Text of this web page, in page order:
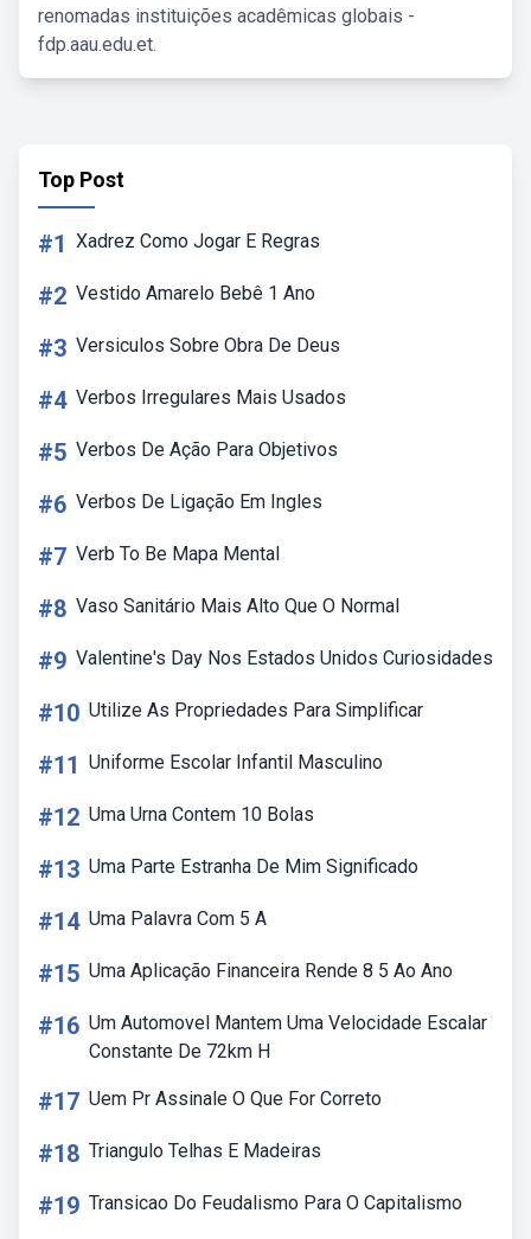
renomadas instituições acadêmicas globais -
fdp.aau.edu.et.
Top Post
#1 Xadrez Como Jogar E Regras
#2 Vestido Amarelo Bebê 1 Ano
#3 Versiculos Sobre Obra De Deus
#4 Verbos Irregulares Mais Usados
#5 Verbos De Ação Para Objetivos
#6 Verbos De Ligação Em Ingles
#7 Verb To Be Mapa Mental
#8 Vaso Sanitário Mais Alto Que O Normal
#9 Valentine's Day Nos Estados Unidos Curiosidades
#10 Utilize As Propriedades Para Simplificar
#11 Uniforme Escolar Infantil Masculino
#12 Uma Urna Contem 10 Bolas
#13 Uma Parte Estranha De Mim Significado
#14 Uma Palavra Com 5 A
#15 Uma Aplicação Financeira Rende 8 5 Ao Ano
#16 Um Automovel Mantem Uma Velocidade Escalar
Constante De 72km H
#17 Uem Pr Assinale O Que For Correto
#18 Triangulo Telhas E Madeiras
#19 Transicao Do Feudalismo Para O Capitalismo